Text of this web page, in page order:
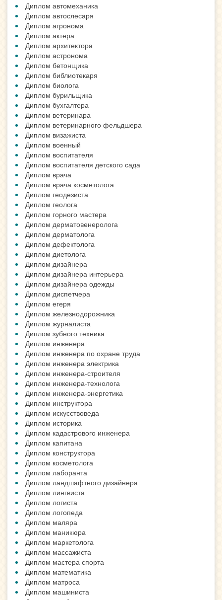
Диплом автомеханика
Диплом автослесаря
Диплом агронома
Диплом актера
Диплом архитектора
Диплом астронома
Диплом бетонщика
Диплом библиотекаря
Диплом биолога
Диплом бурильщика
Диплом бухгалтера
Диплом ветеринара
Диплом ветеринарного фельдшера
Диплом визажиста
Диплом военный
Диплом воспитателя
Диплом воспитателя детского сада
Диплом врача
Диплом врача косметолога
Диплом геодезиста
Диплом геолога
Диплом горного мастера
Диплом дерматовенеролога
Диплом дерматолога
Диплом дефектолога
Диплом диетолога
Диплом дизайнера
Диплом дизайнера интерьера
Диплом дизайнера одежды
Диплом диспетчера
Диплом егеря
Диплом железнодорожника
Диплом журналиста
Диплом зубного техника
Диплом инженера
Диплом инженера по охране труда
Диплом инженера электрика
Диплом инженера-строителя
Диплом инженера-технолога
Диплом инженера-энергетика
Диплом инструктора
Диплом искусствоведа
Диплом историка
Диплом кадастрового инженера
Диплом капитана
Диплом конструктора
Диплом косметолога
Диплом лаборанта
Диплом ландшафтного дизайнера
Диплом лингвиста
Диплом логиста
Диплом логопеда
Диплом маляра
Диплом маникюра
Диплом маркетолога
Диплом массажиста
Диплом мастера спорта
Диплом математика
Диплом матроса
Диплом машиниста